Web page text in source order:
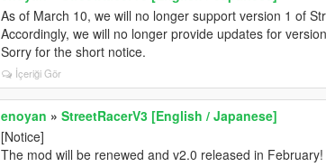
As of March 10, we will no longer support version 1 of
Accordingly, we will no longer provide updates for
Sorry for the short notice.
İçeriği Gör
enoyan »StreetRacerV3 [English / Japanese]
[Notice]
The mod will be renewed and v2.0 released in February!